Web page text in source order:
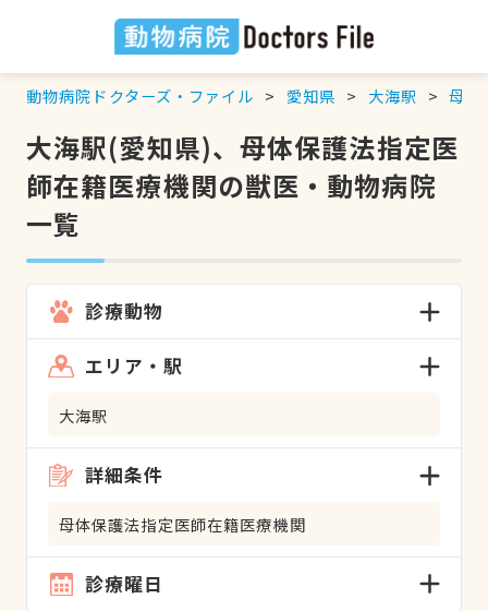
動物病院ドクターズ・ファイル 愛知県 大海駅 母体
大海駅(愛知県)、母体保護法指定医
師在籍医療機関の獣医・動物病院
一覧
診療動物
エリア・駅
大海駅
詳細条件
母体保護法指定医師在籍医療機関
診療曜日